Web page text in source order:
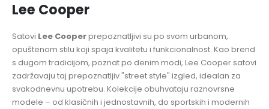
Lee Cooper
Satovi Lee Cooperprepoznatljivi su po svom urbanom,
opuštenom stilu koji spaja kvalitetu i funkcionalnost. Kao brend
s dugom tradicijom, poznat po denim modi, Lee Cooper satovi
zadržavaju taj prepoznatljiv "street style" izgled, idealan za
svakodnevnu upotrebu. Kolekcije obuhvataju raznovrsne
modele – od klasičnih i jednostavnih, do sportskih i modernih